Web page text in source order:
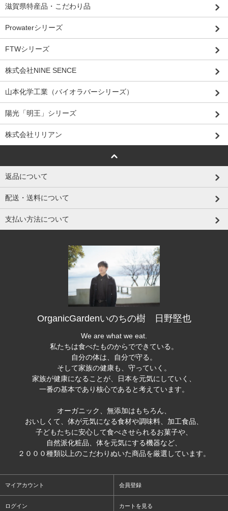
滋賀県特産品・こだわり品
Prowaterシリーズ
FTWシリーズ
株式会社NINE SENCE
山本化学工業（バイオラバーシリーズ）
陽光「明王」シリーズ
株式会社リリアン
返品について
配送・送料について
支払い方法について
OrganicGardenいのちの樹 日野堅也
We are what we eat.
私たちは食べたものからでできている。
自分の体は、自分で守る。
そして家族の健康も、守っていく。
家族が健康になることが、日本を元気にしていく、
一番の基本であり核心であると考えています。
オーガニック、無添加はもちろん、
おいしくて、体が元気になる食材や調味料、加工食品、
子どもたちに安心して食べさせられるお菓子や、
自然派化粧品、体を元気にする機器など、
２０００種類以上のこだわりぬいた商品を厳選しています。
マイアカウント 会員登録
ログイン カートを見る